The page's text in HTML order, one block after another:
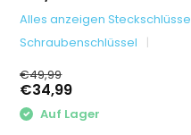
Alles anzeigen
Schraubenschlüssel
€49,99
€34,99
Auf Lager